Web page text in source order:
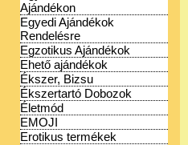
Ajándékon
Egyedi Ajándékok
Rendelésre
Egzotikus Ajándékok
Ehető ajándékok
Ékszer, Bizsu
Ékszertartó Dobozok
Életmód
EMOJI
Erotikus termékek